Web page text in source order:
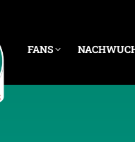
FANS